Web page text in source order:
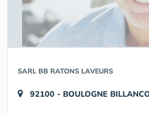
SARL BB RATONS LAVEURS
92100 - BOULOGNE